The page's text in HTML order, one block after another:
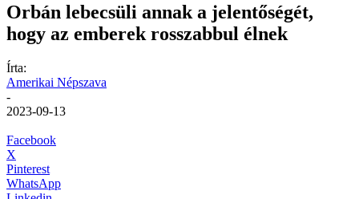
Orbán lebecsüli annak a jelentőségét,
hogy az emberek rosszabbul élnek
Írta:
Amerikai Népszava
-
2023-09-13
Facebook
X
Pinterest
WhatsApp